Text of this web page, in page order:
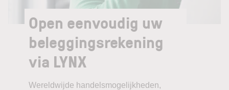
Open eenvoudig uw
beleggingsrekening
via LYNX
Wereldwijde handelsmogelijkheden,